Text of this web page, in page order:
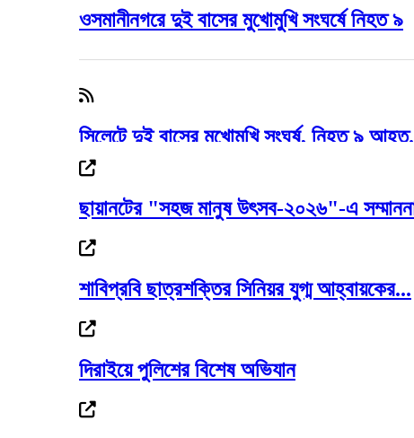
ওসমানীনগরে দুই বাসের মুখোমুখি সংঘর্ষে নিহত ৯
সিলেটে দুই বাসের মুখোমুখি সংঘর্ষ, নিহত ৯
আওয়ামী লীগ আমাদের শত্রু নয়, মিত্র জুলাই
পেটাও না কেন ওদের, সাদ্দামকে কাদের
ছায়ানটের "সহজ মানুষ উৎসব-২০২৬"-এ
শাবিপ্রবি ছাত্রশক্তির সিনিয়র যুগ্ম আহ্বায়কের...
দিরাইয়ে পুলিশের বিশেষ অভিযান